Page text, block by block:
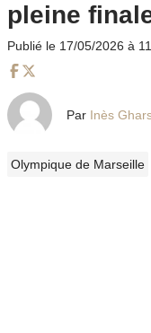
pleine
Publié le 17/05/2026 à
Par Inès
Olympique de Marseille